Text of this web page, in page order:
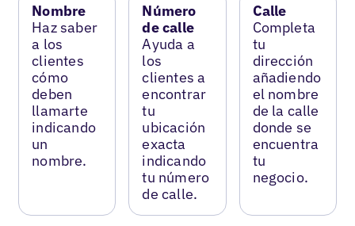
Nombre
Haz saber
a los
clientes
cómo
deben
llamarte
indicando
un
nombre.
Número
de calle
Ayuda a
los
clientes a
encontrar
tu
ubicación
exacta
indicando
tu número
de calle.
Calle
Completa
tu
dirección
añadiendo
el nombre
de la calle
donde se
encuentra
tu
negocio.